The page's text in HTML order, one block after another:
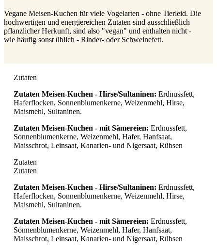
Vegane Meisen-Kuchen für viele Vogelarten - ohne Tierleid. Die
hochwertigen und energiereichen Zutaten sind ausschließlich
pflanzlicher Herkunft, sind also "vegan" und enthalten nicht -
wie häufig sonst üblich - Rinder- oder Schweinefett.
Zutaten
Zutaten Meisen-Kuchen - Hirse/Sultaninen: Erdnussfett,
Haferflocken, Sonnenblumenkerne, Weizenmehl, Hirse,
Maismehl, Sultaninen.
Zutaten Meisen-Kuchen - mit Sämereien: Erdnussfett,
Sonnenblumenkerne, Weizenmehl, Hafer, Hanfsaat,
Maisschrot, Leinsaat, Kanarien- und Nigersaat, Rübsen
Zutaten
Zutaten
Zutaten Meisen-Kuchen - Hirse/Sultaninen: Erdnussfett,
Haferflocken, Sonnenblumenkerne, Weizenmehl, Hirse,
Maismehl, Sultaninen.
Zutaten Meisen-Kuchen - mit Sämereien: Erdnussfett,
Sonnenblumenkerne, Weizenmehl, Hafer, Hanfsaat,
Maisschrot, Leinsaat, Kanarien- und Nigersaat, Rübsen